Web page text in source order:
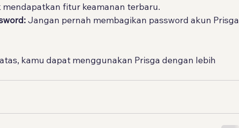
fitur keamanan terbaru.
Jangan pernah membagikan password akun Prisga
kamu dapat menggunakan Prisga dengan lebih